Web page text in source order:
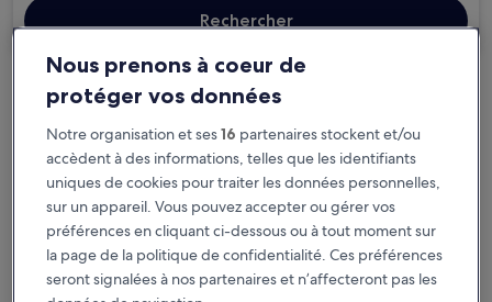
Rechercher
Options d’annulation gratuite en cas de
changement de programme
Gagnez des récompenses pour chaque
nuit séjournée
Économisez plus grâce aux Prix membres
Nous prenons à coeur de
protéger vos données
Notre organisation et ses16 partenaires stockent et/ou
accèdent à des informations, telles que les identifiants
uniques de cookies pour traiter les données personnelles,
sur un appareil. Vous pouvez accepter ou gérer vos
préférences en cliquant ci-dessous ou à tout moment sur
la page de la politique de confidentialité. Ces préférences
seront signalées à nos partenaires et n’affecteront pas les